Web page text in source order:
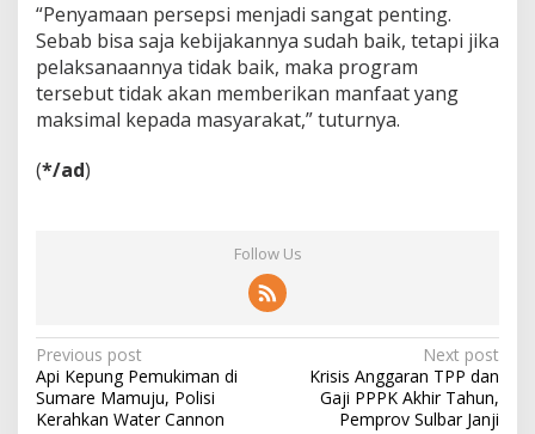
“Penyamaan persepsi menjadi sangat penting.
Sebab bisa saja kebijakannya sudah baik, tetapi jika
pelaksanaannya tidak baik, maka program
tersebut tidak akan memberikan manfaat yang
maksimal kepada masyarakat,” tuturnya.
(*/ad)
Follow Us
P
o
Previous post
Api Kepung Pemukiman di
Sumare Mamuju, Polisi
Kerahkan Water Cannon
Next post
Krisis Anggaran TPP dan
Gaji PPPK Akhir Tahun,
Pemprov Sulbar Janji